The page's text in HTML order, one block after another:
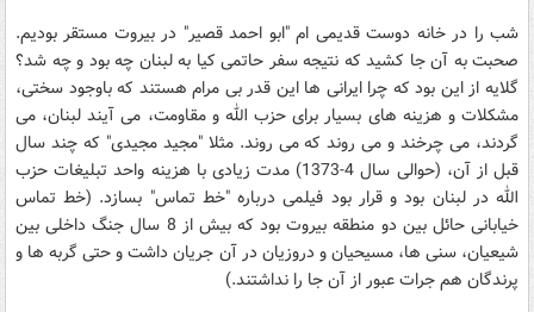
شب را در خانه دوست قدیمی ام "ابو احمد قصیر" در بیروت مستقر بودیم.
صحبت به آن جا کشید که نتیجه سفر حاتمی کیا به لبنان چه بود و چه شد؟
گلایه از این بود که چرا ایرانی ها این قدر بی مرام هستند که باوجود سختی،
مشکلات و هزینه های بسیار برای حزب الله و مقاومت، می آیند لبنان، می
گردند، می چرخند و می روند که می روند. مثلا "مجید مجیدی" که چند سال
قبل از آن، (حوالی سال 4-1373) مدت زیادی با هزینه واحد تبلیغات حزب
الله در لبنان بود و قرار بود فیلمی درباره "خط تماس" بسازد. (خط تماس
خیابانی حائل بین دو منطقه بیروت بود که بیش از 8 سال جنگ داخلی بین
شیعیان، سنی ها، مسیحیان و دروزیان در آن جریان داشت و حتی گربه ها و
پرندگان هم جرات عبور از آن جا را نداشتند.)